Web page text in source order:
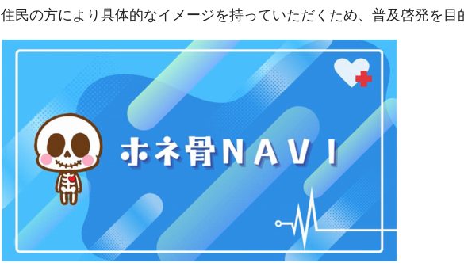
住民の方により具体的なイメージを持っていただくため、普及啓発を